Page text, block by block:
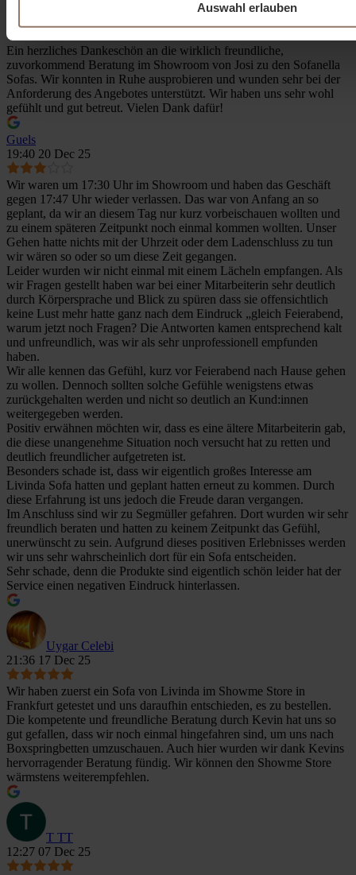
Auswahl erlauben
Ein herzliches Dankeschön an die wirklich freundliche,
zuvorkommend Beratung im Showroom von Josi zu den Sofanella
Sofas. Wir konnten in Ruhe ausprobieren und wunden sehr bei der
Anforderung des Angebotes unterstützt. Wir haben uns sehr wohl
gefühlt und gut betreut. Vielen Dank dafür!
Guels
19:40 20 Dec 25
Wir waren um 17:30 Uhr im Showroom und haben das Geschäft
gegen 17:47 Uhr wieder verlassen. Das war von Anfang an so
geplant, da wir an diesem Tag nur kurz vorbeischauen wollten und
zu einem späteren Zeitpunkt noch einmal kommen wollten. Unser
Gehen hatte nichts mit der Uhrzeit oder dem Ladenschluss zu tun
wir wären so oder so um diese Zeit gegangen.
Leider wurden wir nicht einmal mit einem Lächeln empfangen. Als
wir Fragen gestellt haben war bei einer Mitarbeiterin sehr deutlich
durch Körpersprache und Blick zu spüren dass sie offensichtlich
keine Lust mehr hatte ganz nach dem Eindruck „gleich Feierabend,
warum jetzt noch Fragen? Die Antworten kamen entsprechend kalt
und unfreundlich, was wir als sehr unprofessionell empfunden
haben.
Wir alle kennen das Gefühl, kurz vor Feierabend nach Hause gehen
zu wollen. Dennoch sollten solche Gefühle wenigstens etwas
zurückgehalten werden und nicht so deutlich an Kund:innen
weitergegeben werden.
Positiv erwähnen möchten wir, dass es eine ältere Mitarbeiterin gab,
die diese unangenehme Situation noch versucht hat zu retten und
deutlich freundlicher aufgetreten ist.
Besonders schade ist, dass wir eigentlich großes Interesse am
Livinda Sofa hatten und geplant hatten erneut zu kommen. Durch
diese Erfahrung ist uns jedoch die Freude daran vergangen.
Im Anschluss sind wir zu Segmüller gefahren. Dort wurden wir sehr
freundlich beraten und hatten zu keinem Zeitpunkt das Gefühl,
unerwünscht zu sein. Aufgrund dieses positiven Erlebnisses werden
wir uns sehr wahrscheinlich dort für ein Sofa entscheiden.
Sehr schade, denn die Produkte sind eigentlich schön leider hat der
Service einen negativen Eindruck hinterlassen.
Uygar Celebi
21:36 17 Dec 25
Wir haben zuerst ein Sofa von Livinda im Showme Store in
Frankfurt getestet und uns daraufhin entschieden, es zu bestellen.
Die kompetente und freundliche Beratung durch Kevin hat uns so
gut gefallen, dass wir noch einmal hingefahren sind, um uns nach
Boxspringbetten umzuschauen. Auch hier wurden wir dank Kevins
hervorragender Beratung fündig. Wir können den Showme Store
wärmstens weiterempfehlen.
T TT
12:27 07 Dec 25